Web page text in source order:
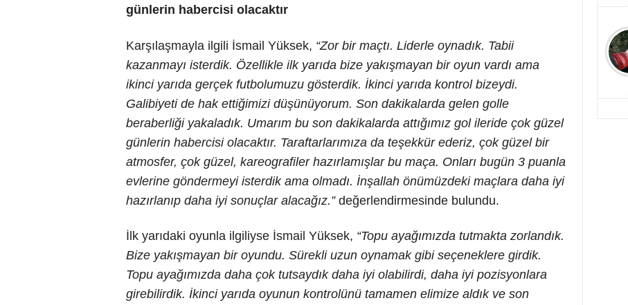
günlerin habercisi olacaktır
Karşılaşmayla ilgili İsmail Yüksek, “Zor bir maçtı. Liderle oynadık. Tabii
kazanmayı isterdik. Özellikle ilk yarıda bize yakışmayan bir oyun vardı ama
ikinci yarıda gerçek futbolumuzu gösterdik. İkinci yarıda kontrol bizeydi.
Galibiyeti de hak ettiğimizi düşünüyorum. Son dakikalarda gelen golle
beraberliği yakaladık. Umarım bu son dakikalarda attığımız gol ileride çok güzel
günlerin habercisi olacaktır. Taraftarlarımıza da teşekkür ederiz, çok güzel bir
atmosfer, çok güzel, kareografiler hazırlamışlar bu maça. Onları bugün 3 puanla
evlerine göndermeyi isterdik ama olmadı. İnşallah önümüzdeki maçlara daha iyi
hazırlanıp daha iyi sonuçlar alacağız.”değerlendirmesinde bulundu.
İlk yarıdaki oyunla ilgiliyse İsmail Yüksek, “Topu ayağımızda tutmakta zorlandık.
Bize yakışmayan bir oyundu. Sürekli uzun oynamak gibi seçeneklere girdik.
Topu ayağımızda daha çok tutsaydık daha iyi olabilirdi, daha iyi pozisyonlara
girebilirdik. İkinci yarıda oyunun kontrolünü tamamen elimize aldık ve son